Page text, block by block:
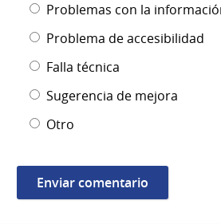
Problemas con la
Problema de accesibilidad
Falla técnica
Sugerencia de mejora
Otro